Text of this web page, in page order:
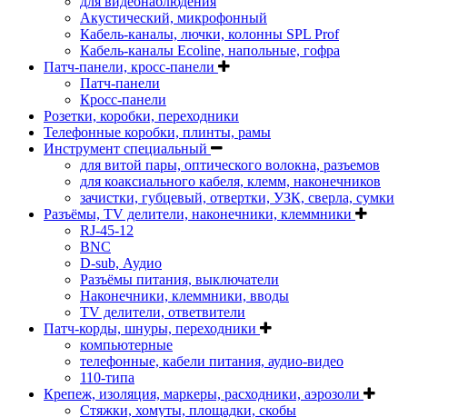
Акустический, микрофонный
Кабель-каналы, лючки, колонны SPL Prof
Кабель-каналы Ecoline, напольные, гофра
Патч-панели, кросс-панели
Патч-панели
Кросс-панели
Розетки, коробки, переходники
Телефонные коробки, плинты, рамы
Инструмент специальный
для витой пары, оптического волокна, разъемов
для коаксиального кабеля, клемм, наконечников
зачистки, губцевый, отвертки, УЗК, сверла, сумки
Разъёмы, TV делители, наконечники, клеммники
RJ-45-12
BNC
D-sub, Аудио
Разъёмы питания, выключатели
Наконечники, клеммники, вводы
ТV делители, ответвители
Патч-корды, шнуры, переходники
компьютерные
телефонные, кабели питания, аудио-видео
110-типа
Крепеж, изоляция, маркеры, расходники, аэрозоли
Стяжки, хомуты, площадки, скобы